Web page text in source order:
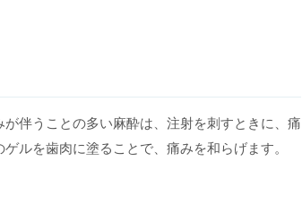
伴うことの多い麻酔は、注射を刺すときに、痛
ルを歯肉に塗ることで、痛みを和らげます。